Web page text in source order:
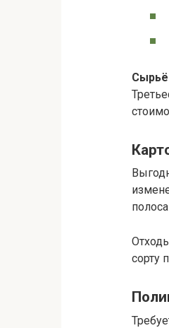
Сырьё
сорту